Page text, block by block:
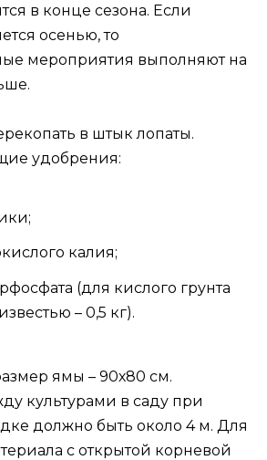
в конце сезона. Если
осенью, то
мероприятия выполняют на
в штык лопаты.
удобрения:
калия;
(для кислого грунта
– 0,5 кг).
ямы – 90х80 см.
культурами в саду при
должно быть около 4 м. Для
с открытой корневой